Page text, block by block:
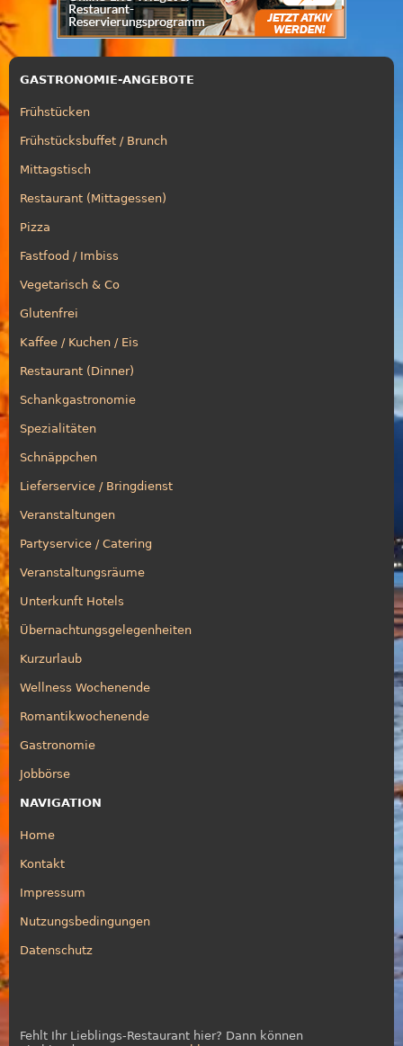
GASTRONOMIE-ANGEBOTE
Frühstücken
Frühstücksbuffet / Brunch
Mittagstisch
Restaurant (Mittagessen)
Pizza
Fastfood / Imbiss
Vegetarisch & Co
Glutenfrei
Kaffee / Kuchen / Eis
Restaurant (Dinner)
Schankgastronomie
Spezialitäten
Schnäppchen
Lieferservice / Bringdienst
Veranstaltungen
Partyservice / Catering
Veranstaltungsräume
Unterkunft Hotels
Übernachtungsgelegenheiten
Kurzurlaub
Wellness Wochenende
Romantikwochenende
Gastronomie
Jobbörse
NAVIGATION
Home
Kontakt
Impressum
Nutzungsbedingungen
Datenschutz
Fehlt Ihr Lieblings-Restaurant hier? Dann können